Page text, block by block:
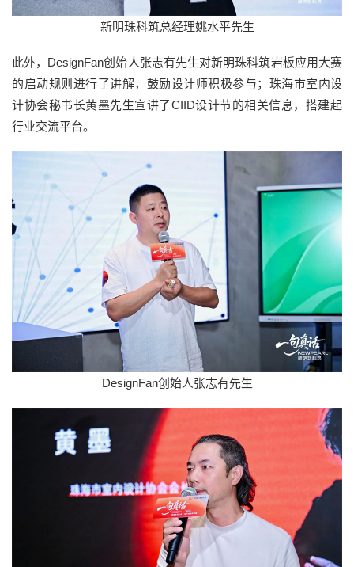
新明珠科筑总经理姚水平先生
此外，DesignFan创始人张志有先生对新明珠科筑岩板应用大赛
的启动规则进行了讲解，鼓励设计师积极参与；珠海市室内设
计协会秘书长黄墨先生宣讲了CIID设计节的相关信息，搭建起
行业交流平台。
DesignFan创始人张志有先生